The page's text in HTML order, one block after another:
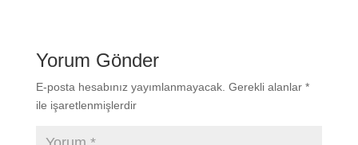
Yorum Gönder
E-posta hesabınız yayımlanmayacak. Gerekli alanlar *
ile işaretlenmişlerdir